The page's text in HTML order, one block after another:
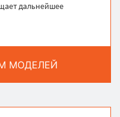
дальнейшее
МОДЕЛЕЙ